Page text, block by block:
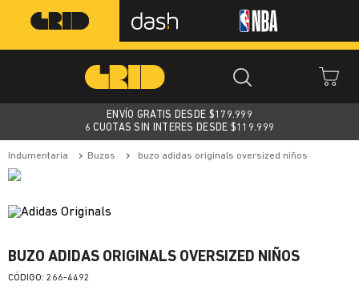
ENVÍO GRATIS DESDE $179.999
6 CUOTAS SIN INTERES DESDE $119.999
indumentaria buzos buzo adidas originals oversized niños
BUZO ADIDAS ORIGINALS OVERSIZED NIÑOS
: 266-4492